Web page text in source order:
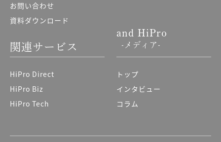
お問い合わせ
資料ダウンロード
関連サービス
HiPro Direct
HiPro Biz
HiPro Tech
and HiPro
-メディア-
トップ
インタビュー
コラム